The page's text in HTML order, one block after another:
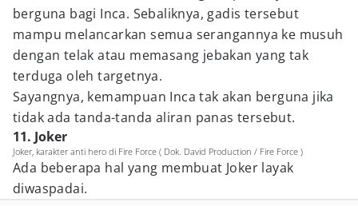
berguna bagi Inca. Sebaliknya, gadis tersebut
mampu melancarkan semua serangannya ke musuh
dengan telak atau memasang jebakan yang tak
terduga oleh targetnya.
Sayangnya, kemampuan Inca tak akan berguna jika
tidak ada tanda-tanda aliran panas tersebut.
11. Joker
Joker, karakter anti hero di Fire Force ( Dok. David Production / Fire Force )
Ada beberapa hal yang membuat Joker layak
diwaspadai.